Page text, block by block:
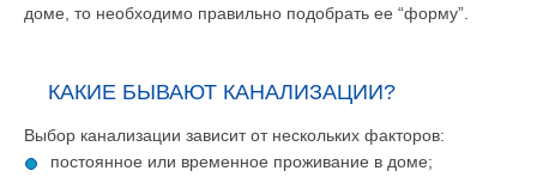
доме, то необходимо правильно подобрать ее “форму”.
КАКИЕ БЫВАЮТ КАНАЛИЗАЦИИ?
Выбор канализации зависит от нескольких факторов:
постоянное или временное проживание в доме;